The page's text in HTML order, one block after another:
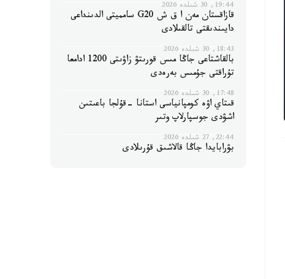
19:44, 30 شىلدە 2026
قازاقستان مەن ا ق ش G20 سامميتى الدىنداعى
دايىندىقتى تالقىلادى
18:43, 30 شىلدە 2026
بالقاشتاعى جاڭا مىس قورىتۋ زاۋىتى 1200 ادامعا
تۇراقتى جۇمىس بەرەدى
17:48, 30 شىلدە 2026
قىتاي اۋە كومپانياسى استانا -قۇلجا باعىتىن
اشۋدى جوسپارلاپ وتىر
22:44, 27 شىلدە 2026
بۋرابايدا جاڭا قالاشىق قۇرىلادى